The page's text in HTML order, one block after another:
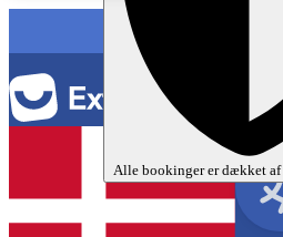
Alle bookinger er dækket af